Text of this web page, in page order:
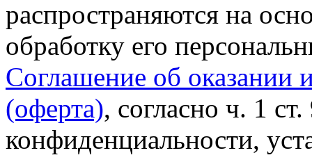
распространяются на
обработку его
Соглашение об оказании
(оферта), согласно ч. 1
конфиденциальности,